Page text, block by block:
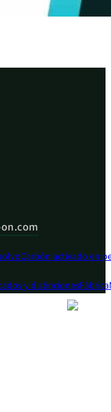
Carbón activado en
y distincionesFábrica